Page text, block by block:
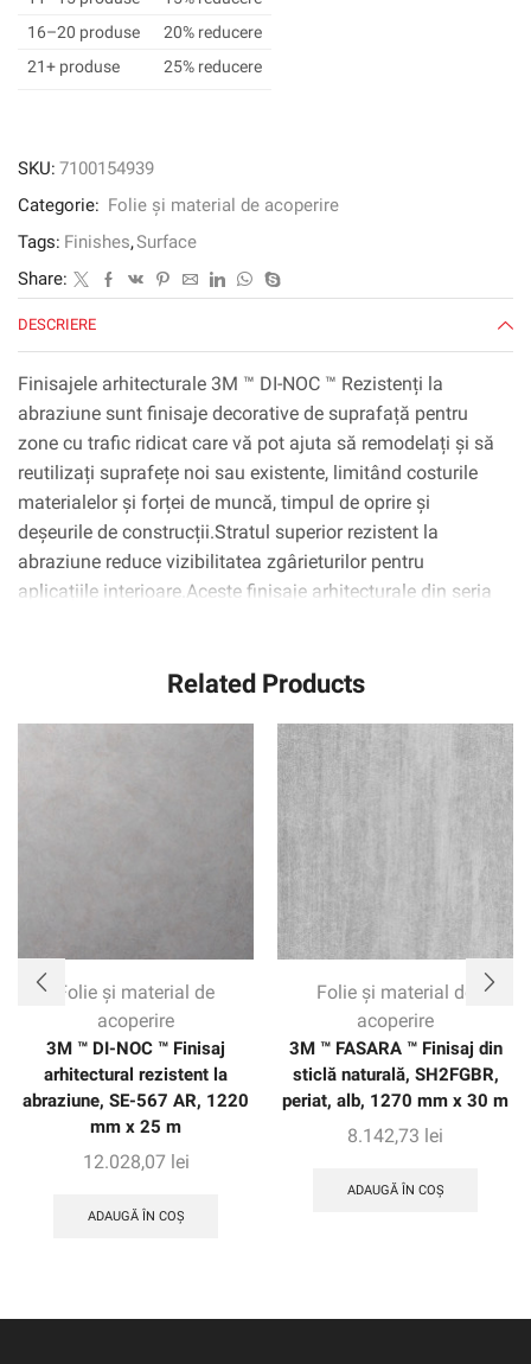
rezistent
AR,
mm
x
m
16–20 produse
20% reducere
21+ produse
25% reducere
SKU: 7100154939
Categorie: Folie și material de acoperire
Tags: Finishes,Surface
Share:
DESCRIERE
Finisajele arhitecturale 3M ™ DI-NOC ™ Rezistenți la
abraziune sunt finisaje decorative de suprafață pentru
zone cu trafic ridicat care vă pot ajuta să remodelați și să
reutilizați suprafețe noi sau existente, limitând costurile
materialelor și forței de muncă, timpul de oprire și
deșeurile de construcții.Stratul superior rezistent la
abraziune reduce vizibilitatea zgârieturilor pentru
aplicațiile interioare.Aceste finisaje arhitecturale din seria
piatră.Acestea pot fi aplicate pe suprafețe metalice, lemn,
™ Complly ™ elimină practic bulele de aer, simplificând și
Related Products
Folie și material de
acoperire
3M ™ DI-NOC ™ Finisaj
arhitectural rezistent la
abraziune, SE-567 AR, 1220
mm x 25 m
12.028,07 lei
ADAUGĂ ÎN COȘ
Folie și material de
acoperire
3M ™ FASARA ™ Finisaj din
sticlă naturală, SH2FGBR,
periat, alb, 1270 mm x 30 m
8.142,73 lei
ADAUGĂ ÎN COȘ